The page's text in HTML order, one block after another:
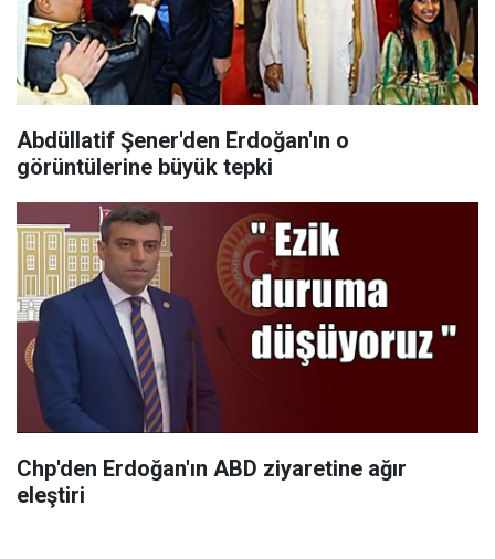
Abdüllatif Şener'den Erdoğan'ın o
görüntülerine büyük tepki
Chp'den Erdoğan'ın ABD ziyaretine ağır
eleştiri